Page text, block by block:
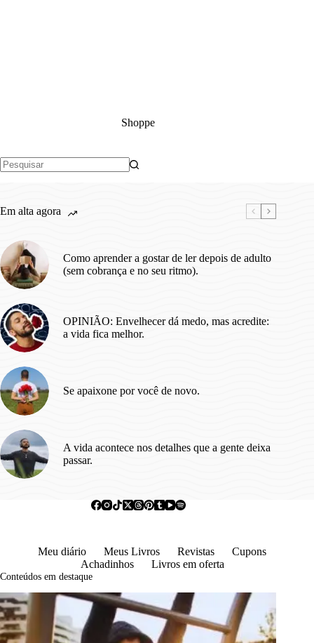
Shoppe
Em alta agora
Como aprender a gostar de ler depois de adulto
(sem cobrança e no seu ritmo).
OPINIÃO: Envelhecer dá medo, mas acredite:
a vida fica melhor.
Se apaixone por você de novo.
A vida acontece nos detalhes que a gente deixa
passar.
Meu diário Meus Livros Revistas
Cupons
Achadinhos
Livros em oferta
Conteúdos em destaque